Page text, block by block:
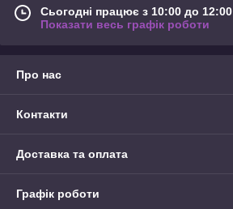
Сьогодні працює з 10:00 до 12:00
Показати весь графік роботи
Про нас
Контакти
Доставка та оплата
Графік роботи